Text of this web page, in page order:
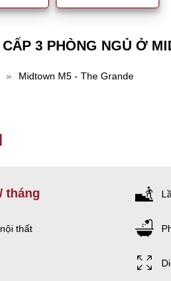
3 PHÒNG NGỦ Ở
» Midtown M5 - The Grande
tháng
thất